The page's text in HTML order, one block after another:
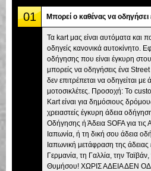
Αλλαγή
Τόκιο Σινάγαουα #1
Τόκιο Ακίχαμπαρα #2
Τόκιο Σιμπούγια Annex
Τόκιο Ασακούσα
Οκινάουα
01 Μπορεί ο καθένας να
Τα kart μας είναι αυτόματα και
οδηγείς κανονικά αυτοκίνητο.
οδήγησης που είναι έγκυρη
μπορείς να οδηγήσεις ένα
δεν επιτρέπεται να οδηγείται
μοτοσικλέτες. Προσοχή: Το
Kart είναι για δημόσιους
χρειαστείς έγκυρη άδεια
Οδήγησης ή Άδεια SOFA για τις
Ιαπωνία, ή τη δική σου άδεια
Ιαπωνική μετάφραση της άδειας
Γερμανία, τη Γαλλία, την
Θυμήσου! ΧΩΡΙΣ ΑΔΕΙΑ ΔΕΝ